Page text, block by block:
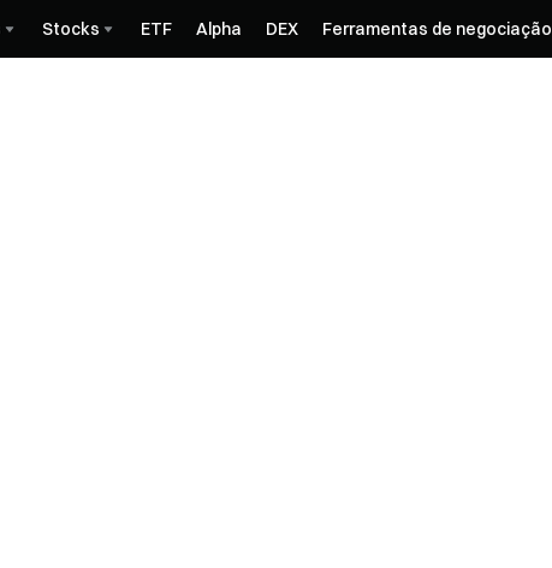
Stocks ETF Alpha DEX Ferramentas de negociação